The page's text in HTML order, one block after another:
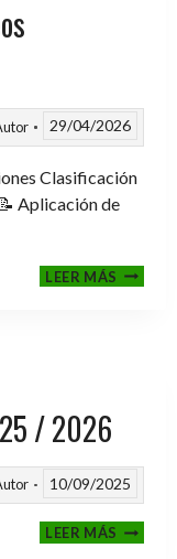
29/04/2026
Clasificación
Aplicación de
LEER MÁSFASE
/ 2026
10/09/2025
LEER MÁS